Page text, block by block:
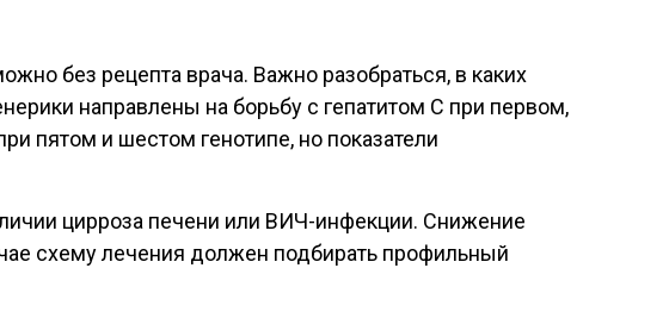
без рецепта врача. Важно разобраться, в каких
направлены на борьбу с гепатитом С при первом,
пятом и шестом генотипе, но показатели
цирроза печени или ВИЧ-инфекции. Снижение
схему лечения должен подбирать профильный